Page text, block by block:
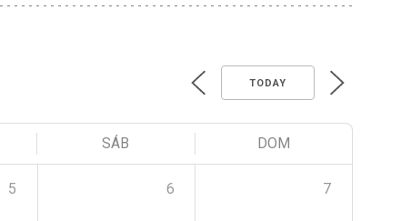
TODAY
SÁB DOM
5 6 7